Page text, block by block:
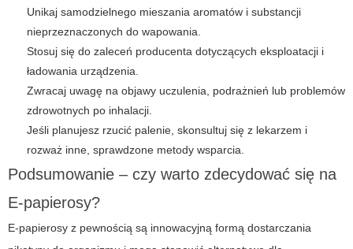
Unikaj samodzielnego mieszania aromatów i substancji
nieprzeznaczonych do wapowania.
Stosuj się do zaleceń producenta dotyczących eksploatacji i
ładowania urządzenia.
Zwracaj uwagę na objawy uczulenia, podrażnień lub problemów
zdrowotnych po inhalacji.
Jeśli planujesz rzucić palenie, skonsultuj się z lekarzem i
rozważ inne, sprawdzone metody wsparcia.
Podsumowanie – czy warto zdecydować się na
E-papierosy?
E-papierosy z pewnością są innowacyjną formą dostarczania